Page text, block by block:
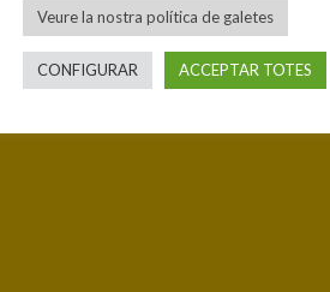
Veure la nostra política de galetes
CONFIGURAR ACCEPTAR TOTES